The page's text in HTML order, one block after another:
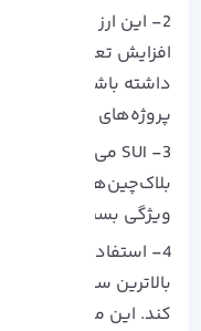
2- این ارز به گونه‌ای
افزایش تعداد کاربران
داشته باشد، به همین
پروژه‌های بزرگ و
3- SUI می‌تواند
بلاک‌چین‌های سنتی
ویژگی بسیاری از
4- استفاده از
بالاترین سطح ایمنی را
کند. این مورد برای